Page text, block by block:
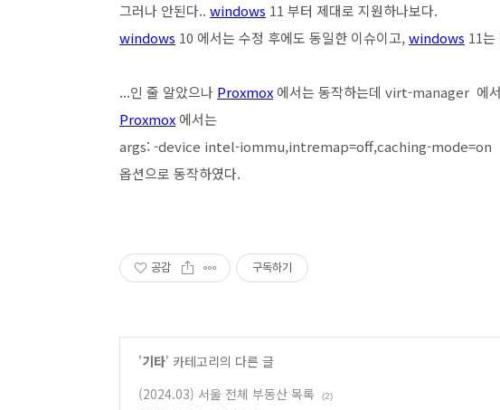
그러나 안된다.. windows 11 부터 제대로 지원하나보다.
windows 10 에서는 수정 후에도 동일한 이슈이고,windows 11는
...인 줄 알았으나 Proxmox 에서는 동작하는데 virt-manager 에
Proxmox 에서는
args: -device intel-iommu,intremap=off,caching-mode=on
옵션으로 동작하였다.
공감 구독하기
'기타' 카테고리의 다른 글
(2024.03) 서울 전체 부동산 목록
(2)